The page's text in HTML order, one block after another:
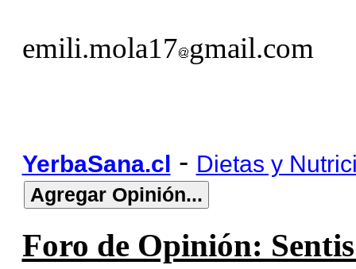
emili.mola17 gmail.com
YerbaSana.cl - Dietas y
Foro de Opinión: